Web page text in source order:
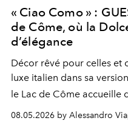
« Ciao Como » :
de Côme, où la
d’élégance
Décor rêvé pour celles et
luxe italien dans sa
le Lac de Côme accueille
signe un takeover entre
fragrances. L’une des
08.05.2026 by Alessandro